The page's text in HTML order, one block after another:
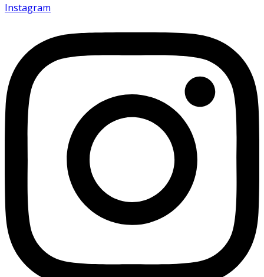
Instagram